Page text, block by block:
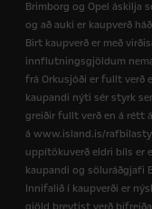
Brimborg og Opel áskilja
og að auki er kaupverð
Birt kaupverð er með
innflutningsgjöldum
frá Orkusjóði er fullt verð
kaupandi nýti sér styrk
greiðir fullt verð en á rétt
á www.island.is/
uppítökuverð eldri bíls er
kaupandi og söluráðgjafi
Innifalið í kaupverði er